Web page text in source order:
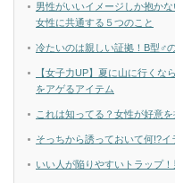
男性がいいイメージしか抱か
女性に共通する５つのこと
冷たいのは親しい証拠！B型♂
【女子力UP】夏に山に行くな
をアゲるアイテム
これは知ってる？女性が好意
そっちから誘っておいて何!?
いい人が陥りやすいトラップ！